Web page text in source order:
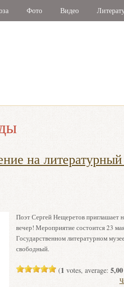
Фото Видео
на литературный
Поэт Сергей Нещеретов приглашает
вечер! Мероприятие состоится 23
Государственном литературном
свободный.
(1 votes, average: 5,00